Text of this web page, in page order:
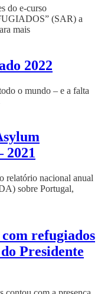
do e-curso
(SAR) a
mais
2022
o mundo – e a falta
2021
relatório nacional anual
sobre Portugal,
refugiados
Presidente